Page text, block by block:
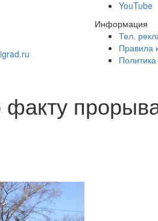
YouTube
Информация
Тел.
Правила
факту